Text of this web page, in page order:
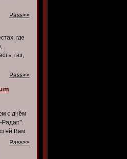
Pass>>
где
газ,
Pass>>
с днём
Радар".
Вам.
Pass>>